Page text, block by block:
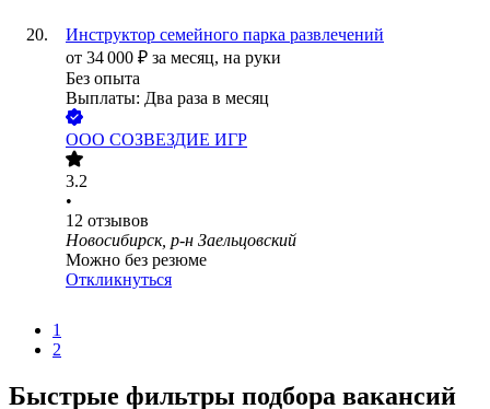
Инструктор семейного парка развлечений
от 34 000 ₽ за месяц, на руки
Без опыта
Выплаты: Два раза в месяц
ООО СОЗВЕЗДИЕ ИГР
3.2
•
12 отзывов
Новосибирск, р-н Заельцовский
Можно без резюме
Откликнуться
1
2
Быстрые фильтры подбора вакансий